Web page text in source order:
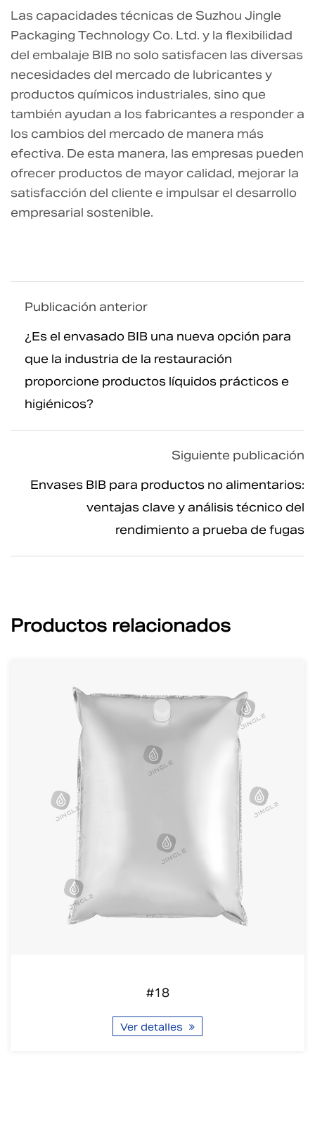
Las capacidades técnicas de Suzhou Jingle
Packaging Technology Co. Ltd. y la flexibilidad
del embalaje BIB no solo satisfacen las diversas
necesidades del mercado de lubricantes y
productos químicos industriales, sino que
también ayudan a los fabricantes a responder a
los cambios del mercado de manera más
efectiva. De esta manera, las empresas pueden
ofrecer productos de mayor calidad, mejorar la
satisfacción del cliente e impulsar el desarrollo
empresarial sostenible.
Publicación anterior
¿Es el envasado BIB una nueva opción para
que la industria de la restauración
proporcione productos líquidos prácticos e
higiénicos?
Siguiente publicación
Envases BIB para productos no alimentarios:
ventajas clave y análisis técnico del
rendimiento a prueba de fugas
Productos relacionados
#18
Ver detalles